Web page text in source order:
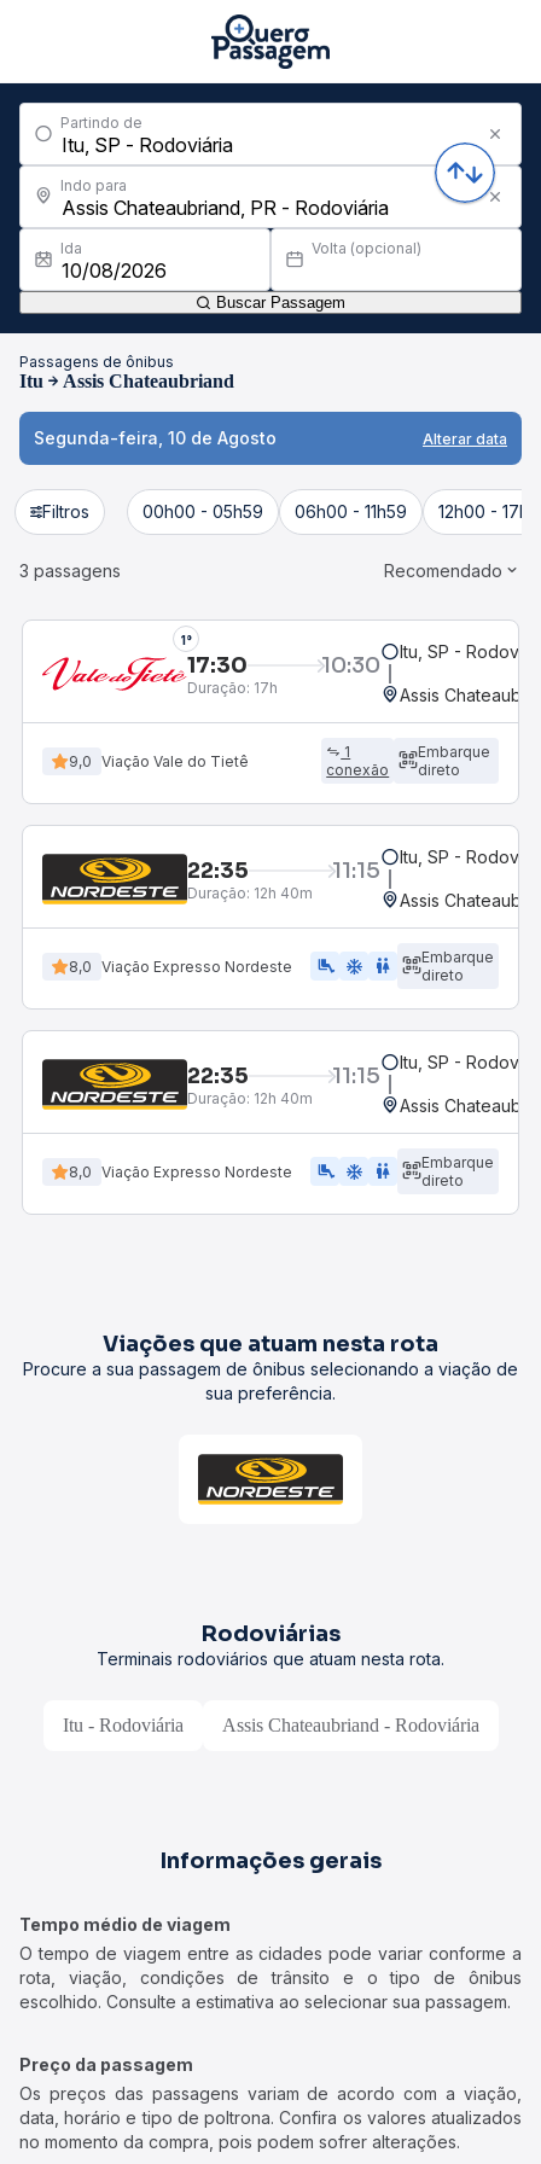
Partindo de
Indo para
Ida Volta (opcional)
Buscar Passagem
Passagens de ônibus
Itu Assis Chateaubriand
Segunda-feira, 10 de Agosto Alterar data
Filtros 00h00 - 05h59 06h00 - 11h59 12h00 -
3 passagens Recomendado
1°
17:30 10:30
Duração: 17h
Itu, SP -
Assis
9,0 Viação Vale do Tietê
1
conexão
Embarque
direto
22:35 11:15
Duração: 12h 40m
Itu, SP -
Assis
8,0 Viação Expresso Nordeste airline_seat_legroom_extra ac_unit WC
Embarque
direto
22:35 11:15
Duração: 12h 40m
Itu, SP -
Assis
8,0 Viação Expresso Nordeste airline_seat_legroom_extra ac_unit WC
Embarque
direto
Viações que atuam nesta rota
Procure a sua passagem de ônibus selecionando a viação de
sua preferência.
Rodoviárias
Terminais rodoviários que atuam nesta rota.
Itu - Rodoviária Assis Chateaubriand - Rodoviária
Informações gerais
Tempo médio de viagem
O tempo de viagem entre as cidades pode variar conforme a
rota, viação, condições de trânsito e o tipo de ônibus
escolhido. Consulte a estimativa ao selecionar sua passagem.
Preço da passagem
Os preços das passagens variam de acordo com a viação,
data, horário e tipo de poltrona. Confira os valores atualizados
no momento da compra, pois podem sofrer alterações.